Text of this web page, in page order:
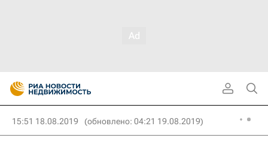
15:51 18.08.2019 (обновлено: 04:21 19.08.2019)